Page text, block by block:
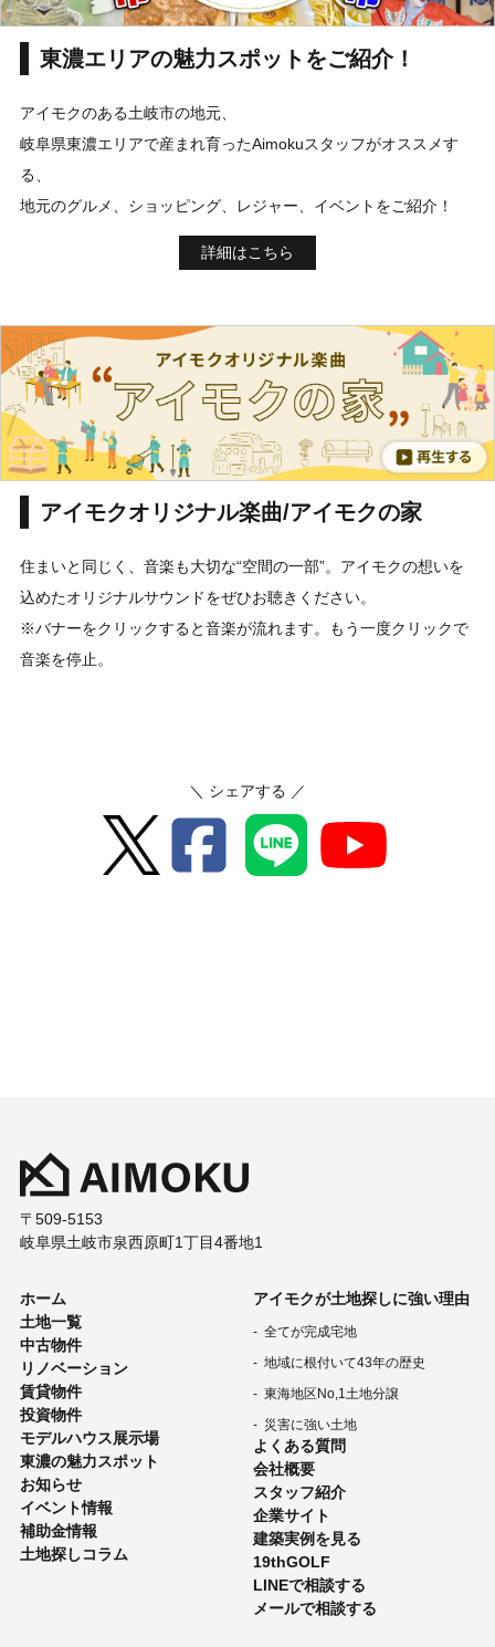
東濃エリアの魅力スポットをご紹介！
アイモクのある土岐市の地元、
岐阜県東濃エリアで産まれ育ったAimokuスタッフがオススメす
る、
地元のグルメ、ショッピング、レジャー、イベントをご紹介！
詳細はこちら
アイモクオリジナル楽曲/アイモクの家
住まいと同じく、音楽も大切な“空間の一部”。アイモクの想いを
込めたオリジナルサウンドをぜひお聴きください。
※バナーをクリックすると音楽が流れます。もう一度クリックで
音楽を停止。
＼ シェアする ／
〒509-5153
岐阜県土岐市泉西原町1丁目4番地1
ホーム
土地一覧
中古物件
リノベーション
賃貸物件
投資物件
モデルハウス展示場
東濃の魅力スポット
お知らせ
イベント情報
補助金情報
土地探しコラム
アイモクが土地探しに強い理由
全てが完成宅地
地域に根付いて43年の歴史
東海地区No,1土地分譲
災害に強い土地
よくある質問
会社概要
スタッフ紹介
企業サイト
建築実例を見る
19thGOLF
LINEで相談する
メールで相談する